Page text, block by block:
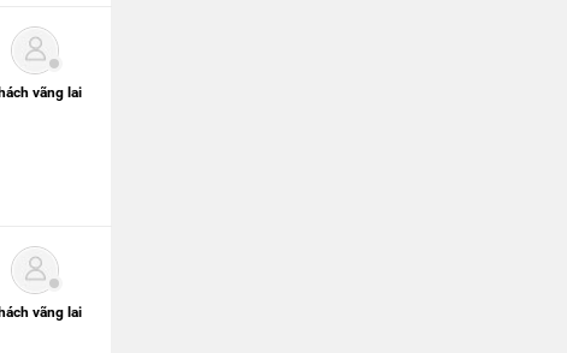
vãng lai
vãng lai